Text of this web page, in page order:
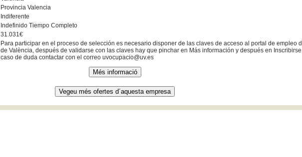
Provincia Valencia
Indiferente
Indefinido Tiempo Completo
31.031€
Para participar en el proceso de selección es necesario disponer de las claves de acceso al portal de empleo
de València, después de validarse con las claves hay que pinchar en Más información y después en
caso de duda contactar con el correo uvocupacio@uv.es